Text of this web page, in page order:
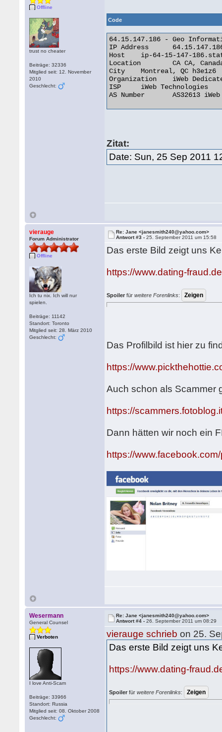
Offline
trust no cheater
Beiträge: 32336
Mitglied seit: 12. November
2010
Geschlecht:
Code
64.15.147.186 - Geo
IP Address 	64.15.147.186
Host 	ip-64-15-147-186.static.privatedns.com
Location 	CA CA, Canada
City 	Montreal, QC h3e1z6
Organization 	iWeb Dedicated CL
ISP 	iWeb Technologies
AS Number 	AS32613 iWeb Technologies Inc.
Zitat:
Date: Sun, 25 Sep 2011
vierauge
Forum Administrator
Offline
Ich tu nix. Ich will nur
spielen.
Beiträge: 11142
Standort: Toronto
Mitglied seit: 28. März 2010
Geschlecht:
Re: Jane <janesmith240@yahoo.com>
Antwort #3 -25. September 2011 um 15:58
Das erste Bild zeigt uns
https://www.dating-
Spoiler fürweitere Forenlinks:
Das Profilbild ist hier zu
https://
Auch schon als Scammer
https://
Dann hätten wir noch ein
https://
Wesermann
General Counsel
Verboten
I love Anti-Scam
Beiträge: 33966
Standort: Russia
Mitglied seit: 08. Oktober 2008
Geschlecht:
Re: Jane <janesmith240@yahoo.com>
Antwort #4 -26. September 2011 um 08:29
vierauge schrieb on 25.
Das erste Bild zeigt uns
https://www.dating-
Spoiler fürweitere Forenlinks: